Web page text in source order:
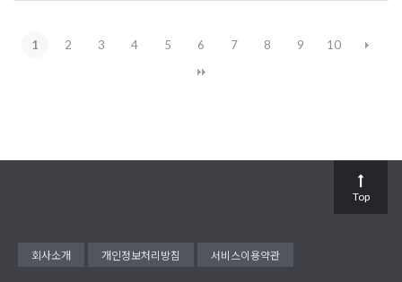
1 2 3 4 5 6 7 8 9 10
회사소개 개인정보처리방침 서비스이용약관
Top